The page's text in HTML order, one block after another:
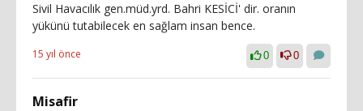
Sivil Havacılık gen.müd.yrd. Bahri KESİCİ' dir. oranın
yükünü tutabilecek en sağlam insan bence.
15 yıl önce 0 0
Misafir